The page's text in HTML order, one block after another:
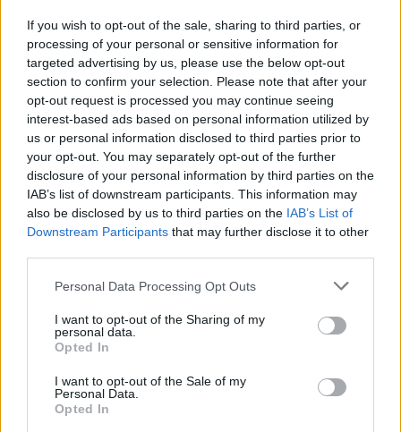
If you wish to opt-out of the sale, sharing to third parties, or
processing of your personal or sensitive information for
targeted advertising by us, please use the below opt-out
section to confirm your selection. Please note that after your
opt-out request is processed you may continue seeing
interest-based ads based on personal information utilized by
us or personal information disclosed to third parties prior to
your opt-out. You may separately opt-out of the further
disclosure of your personal information by third parties on the
IAB’s list of downstream participants. This information may
also be disclosed by us to third parties on the IAB’s List of
Downstream Participants that may further disclose it to other
Personal Data Processing Opt Outs
I want to opt-out of the Sharing of my
personal data.
Opted In
I want to opt-out of the Sale of my
Personal Data.
Opted In
πολιτιστικών προγραμμάτων:
• «Λαϊκή παράδοση, τέχνη και πολιτισμός», σχ.
Έτος 2002-2003.
•Σπάρτη , η πόλη μας», σχ. έτος 2004-2005.
Συμμετοχή ως εισηγήτριας στο 1ο Διεθνές
Φεστιβάλ Περιβαλλοντικής Τέχνης που
πραγματοποιήθηκε Λακωνία, στις 3,4,5
Αυγούστου 2007, από τη Νομαρχιακή
Αυτοδιοίκηση Λακωνίας.
To 5o Νηπιαγωγείο, όπου προΐσταται, απέσπασε
βραβείο σε διαγωνισμό της Περιφερειακής
Να ζει κανείς ή να καπνίζει" ως επιβράβευση της
ευρηματικότητας και της παραγωγής σχετικού